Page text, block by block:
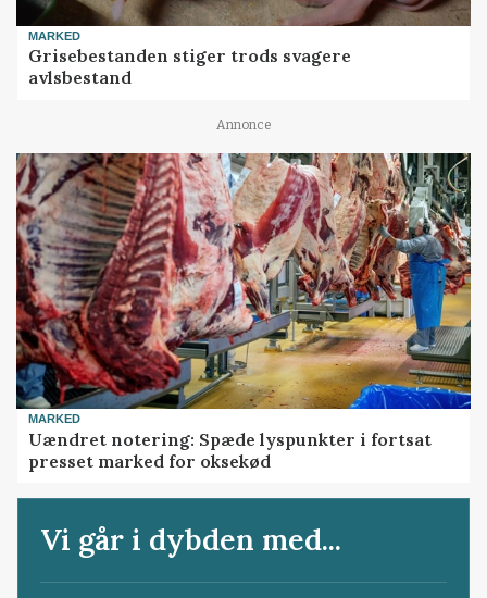
MARKED
Grisebestanden stiger trods svagere
avlsbestand
Annonce
MARKED
Uændret notering: Spæde lyspunkter i fortsat
presset marked for oksekød
Vi går i dybden med...